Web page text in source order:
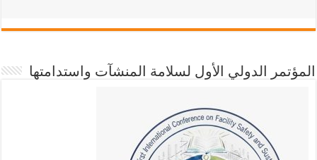
المؤتمر الدولي الأول لسلامة المنشآت واستدامتها